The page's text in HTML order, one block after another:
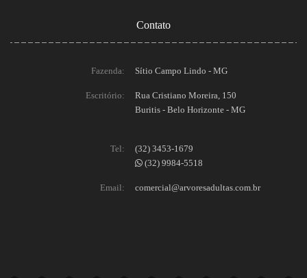
Contato
Fazenda: Sítio Campo Lindo - MG
Escritório:
Rua Cristiano Moreira, 150
Buritis - Belo Horizonte - MG
Tel:
(32) 3453-1679
(32) 9984-5518
Email: comercial@arvoresadultas.com.br